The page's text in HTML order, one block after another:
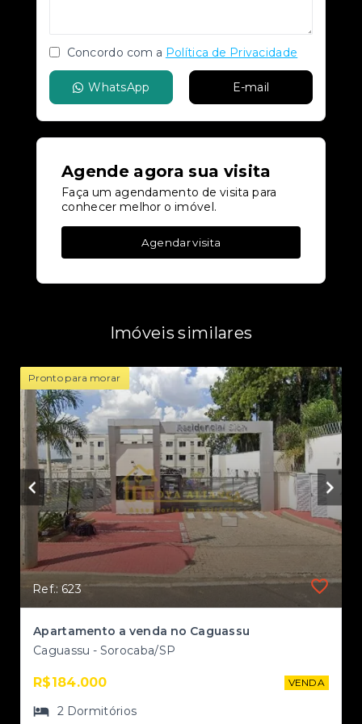
Concordo com a Política de Privacidade
WhatsApp E-mail
Agende agora sua visita
Faça um agendamento de visita para
conhecer melhor o imóvel.
Agendar visita
Imóveis similares
Pronto para morar
Ref.: 623
Apartamento a venda no Caguassu
Caguassu - Sorocaba/SP
R$184.000 VENDA
2 Dormitórios